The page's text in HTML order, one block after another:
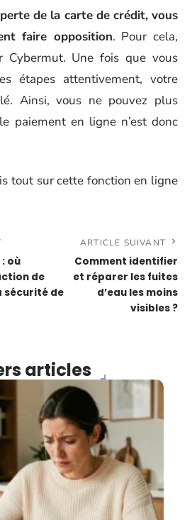
de la carte de crédit, vous
faire opposition. Pour cela,
Cybermut. Une fois que vous
étapes attentivement, votre
Ainsi, vous ne pouvez plus
paiement en ligne n’est donc
tout sur cette fonction en ligne
où
de
sécurité de
ARTICLE SUIVANT
Comment identifier
et réparer les fuites
d’eau les moins
visibles ?
articles